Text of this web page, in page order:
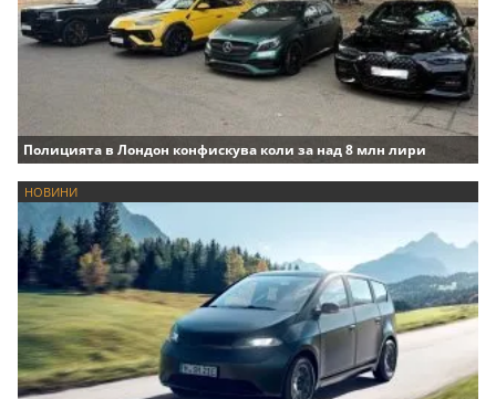
Полицията в Лондон конфискува коли за над 8 млн лири
НОВИНИ